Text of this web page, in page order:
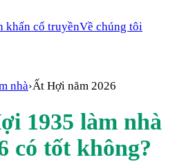
khấn cổ truyềnVề chúng tôi
nhà›Ất Hợi năm 2026
1935 làm nhà
có tốt không?